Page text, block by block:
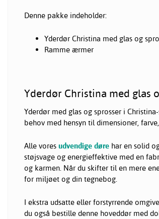
Denne pakke indeholder:
Yderdør Christina med glas og
Ramme ærmer
Yderdør Christina med glas
Yderdør med glas og sprosser i
behov med hensyn til dimensioner,
Alle vores udvendige døre har en solid
støjsvage og energieffektive med en
og karmen. Når du skifter til en mere
for miljøet og din tegnebog.
I ekstra udsatte eller forstyrrende
du også bestille denne hoveddør med